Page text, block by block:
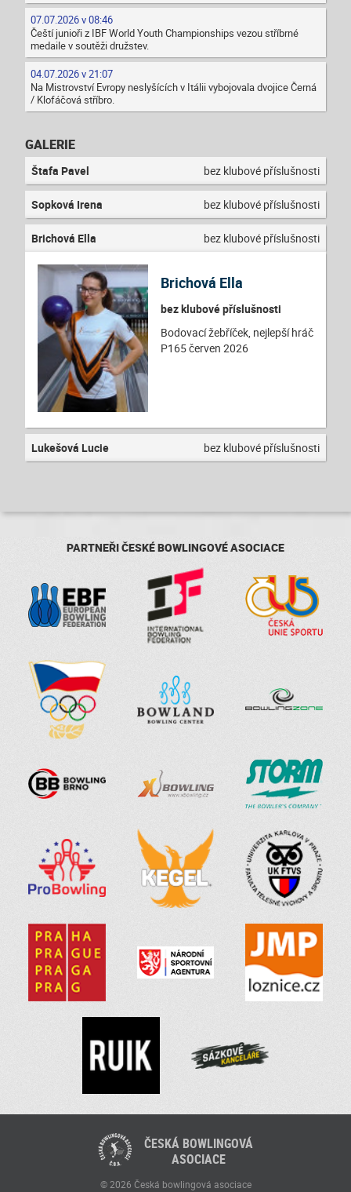
07.07.2026 v 08:46
Čeští junioři z IBF World Youth Championships vezou stříbrné
medaile v soutěži družstev.
04.07.2026 v 21:07
Na Mistrovství Evropy neslyšících v Itálii vybojovala dvojice Černá
/ Klofáčová stříbro.
GALERIE
Štafa Pavel bez klubové příslušnosti
Sopková Irena bez klubové příslušnosti
Brichová Ella bez klubové příslušnosti
Brichová Ella
bez klubové příslušnosti
Bodovací žebříček, nejlepší hráč
P165 červen 2026
Lukešová Lucie bez klubové příslušnosti
PARTNEŘI ČESKÉ BOWLINGOVÉ ASOCIACE
ČESKÁ BOWLINGOVÁ
ASOCIACE
© 2026 Česká bowlingová asociace